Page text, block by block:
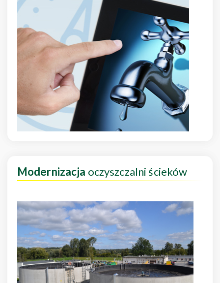
Modernizacja oczyszczalni ścieków